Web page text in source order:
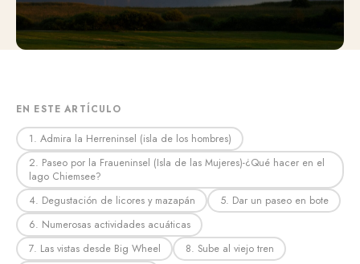
EN ESTE ARTÍCULO
1. Admira la Herreninsel (isla de los hombres)
2. Paseo por la Fraueninsel (Isla de las Mujeres)-¿Qué hacer en el
lago Chiemsee?
4. Degustación de licores y mazapán
5. Dar un paseo en bote
6. Numerosas actividades acuáticas
7. Las vistas desde Big Wheel
8. Sube al viejo tren